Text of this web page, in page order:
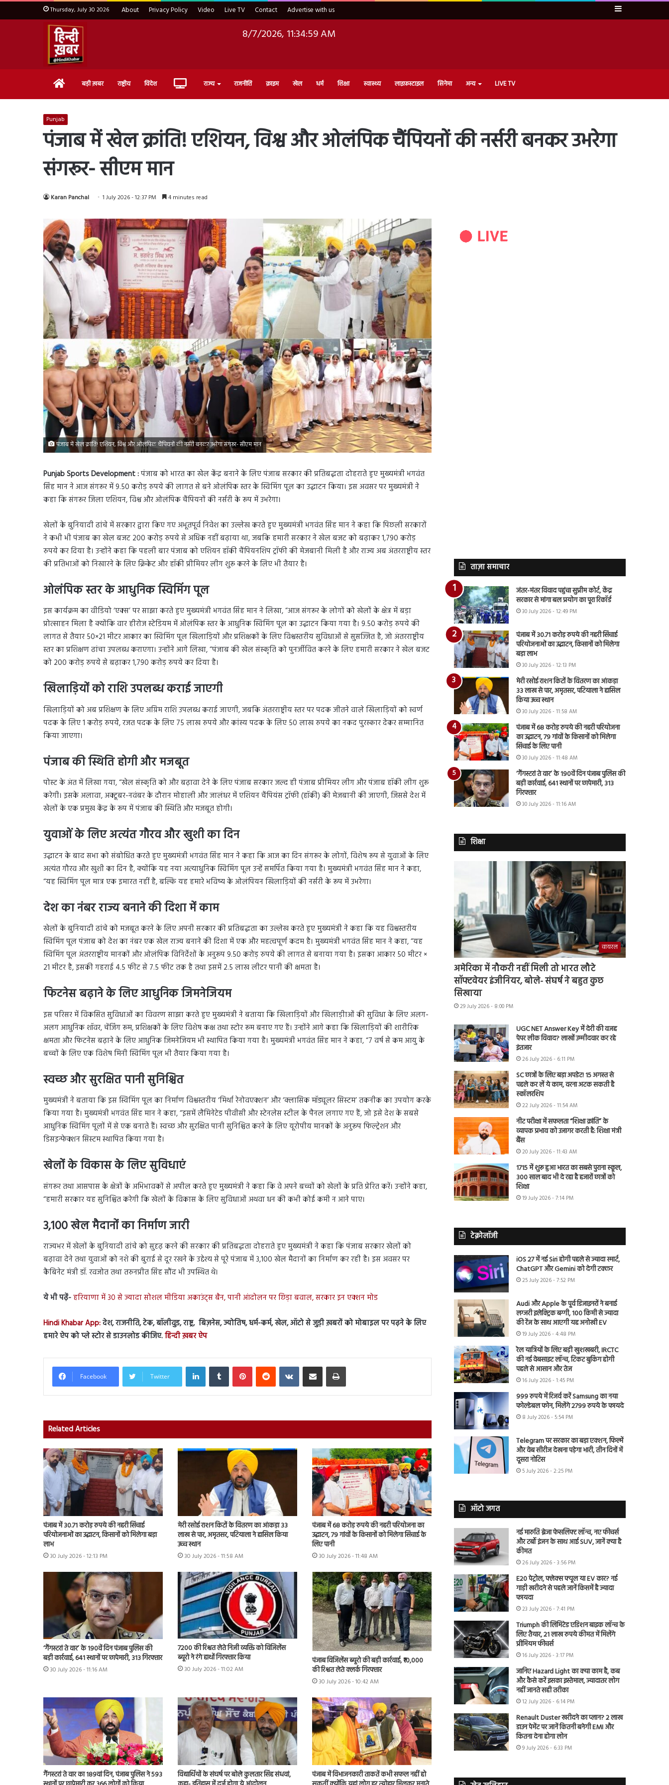
Thursday, July 30 2026 About Privacy Policy Video Live TV Contact Advertise with us Sidebar
8/7/2026, 11:35:01 AM
Home बड़ी ख़बर राष्ट्रीय विदेश Live राज्य राजनीति क्राइम खेल धर्म शिक्षा स्वास्थ्य लाइफ़स्टाइल सिनेमा अन्य LIVE TV
Punjab
पंजाब में खेल क्रांति! एशियन, विश्व और ओलंपिक चैंपियनों की नर्सरी बनकर उभरेगा
संगरूर- सीएम मान
Karan Panchal 1 July 2026 - 12:37 PM 4 minutes read
पंजाब में खेल क्रांति! एशियन, विश्व और ओलंपिक चैंपियनों की नर्सरी बनकर उभरेगा संगरूर- सीएम मान
Punjab Sports Development :पंजाब को भारत का खेल केंद्र बनाने के लिए पंजाब सरकार की प्रतिबद्धता दोहराते हुए मुख्यमंत्री भगवंत
सिंह मान ने आज संगरूर में 9.50 करोड़ रुपये की लागत से बने ओलंपिक स्तर के स्विमिंग पूल का उद्घाटन किया। इस अवसर पर मुख्यमंत्री ने
कहा कि संगरूर जिला एशियन, विश्व और ओलंपिक चैंपियनों की नर्सरी के रूप में उभरेगा।
खेलों के बुनियादी ढांचे में सरकार द्वारा किए गए अभूतपूर्व निवेश का उल्लेख करते हुए मुख्यमंत्री भगवंत सिंह मान ने कहा कि पिछली सरकारों
ने कभी भी पंजाब का खेल बजट 200 करोड़ रुपये से अधिक नहीं बढ़ाया था, जबकि हमारी सरकार ने खेल बजट को बढ़ाकर 1,790 करोड़
रुपये कर दिया है। उन्होंने कहा कि पहली बार पंजाब को एशियन हॉकी चैंपियनशिप ट्रॉफी की मेजबानी मिली है और राज्य अब अंतरराष्ट्रीय स्तर
की प्रतिभाओं को निखारने के लिए क्रिकेट और हॉकी प्रीमियर लीग शुरू करने के लिए भी तैयार है।
ओलंपिक स्तर के आधुनिक स्विमिंग पूल
इस कार्यक्रम का वीडियो ‘एक्स’ पर साझा करते हुए मुख्यमंत्री भगवंत सिंह मान ने लिखा, “आज संगरूर के लोगों को खेलों के क्षेत्र में बड़ा
प्रोत्साहन मिला है क्योंकि वार हीरोज स्टेडियम में ओलंपिक स्तर के आधुनिक स्विमिंग पूल का उद्घाटन किया गया है। 9.50 करोड़ रुपये की
लागत से तैयार 50×21 मीटर आकार का स्विमिंग पूल खिलाड़ियों और प्रशिक्षकों के लिए विश्वस्तरीय सुविधाओं से सुसज्जित है, जो अंतरराष्ट्रीय
स्तर का प्रशिक्षण ढांचा उपलब्ध कराएगा। उन्होंने आगे लिखा, “पंजाब की खेल संस्कृति को पुनर्जीवित करने के लिए हमारी सरकार ने खेल बजट
को 200 करोड़ रुपये से बढ़ाकर 1,790 करोड़ रुपये कर दिया है।
खिलाड़ियों को राशि उपलब्ध कराई जाएगी
खिलाड़ियों को अब प्रशिक्षण के लिए अग्रिम राशि उपलब्ध कराई जाएगी, जबकि अंतरराष्ट्रीय स्तर पर पदक जीतने वाले खिलाड़ियों को स्वर्ण
पदक के लिए 1 करोड़ रुपये, रजत पदक के लिए 75 लाख रुपये और कांस्य पदक के लिए 50 लाख रुपये का नकद पुरस्कार देकर सम्मानित
किया जाएगा।
पंजाब की स्थिति होगी और मजबूत
पोस्ट के अंत में लिखा गया, “खेल संस्कृति को और बढ़ावा देने के लिए पंजाब सरकार जल्द ही पंजाब प्रीमियर लीग और पंजाब हॉकी लीग शुरू
करेगी। इसके अलावा, अक्टूबर-नवंबर के दौरान मोहाली और जालंधर में एशियन चैंपियंस ट्रॉफी (हॉकी) की मेजबानी की जाएगी, जिससे देश में
खेलों के एक प्रमुख केंद्र के रूप में पंजाब की स्थिति और मजबूत होगी।
युवाओं के लिए अत्यंत गौरव और खुशी का दिन
उद्घाटन के बाद सभा को संबोधित करते हुए मुख्यमंत्री भगवंत सिंह मान ने कहा कि आज का दिन संगरूर के लोगों, विशेष रूप से युवाओं के लिए
अत्यंत गौरव और खुशी का दिन है, क्योंकि यह नया अत्याधुनिक स्विमिंग पूल उन्हें समर्पित किया गया है। मुख्यमंत्री भगवंत सिंह मान ने कहा,
“यह स्विमिंग पूल मात्र एक इमारत नहीं है, बल्कि यह हमारे भविष्य के ओलंपियन खिलाड़ियों की नर्सरी के रूप में उभरेगा।
देश का नंबर राज्य बनाने की दिशा में काम
खेलों के बुनियादी ढांचे को मजबूत करने के लिए अपनी सरकार की प्रतिबद्धता का उल्लेख करते हुए मुख्यमंत्री ने कहा कि यह विश्वस्तरीय
स्विमिंग पूल पंजाब को देश का नंबर एक खेल राज्य बनाने की दिशा में एक और महत्वपूर्ण कदम है। मुख्यमंत्री भगवंत सिंह मान ने कहा, “यह
स्विमिंग पूल अंतरराष्ट्रीय मानकों और ओलंपिक विनिर्देशों के अनुरूप 9.50 करोड़ रुपये की लागत से बनाया गया है। इसका आकार 50 मीटर ×
21 मीटर है, इसकी गहराई 4.5 फीट से 7.5 फीट तक है तथा इसमें 2.5 लाख लीटर पानी की क्षमता है।
फिटनेस बढ़ाने के लिए आधुनिक जिमनेजियम
इस परिसर में विकसित सुविधाओं का विवरण साझा करते हुए मुख्यमंत्री ने बताया कि खिलाड़ियों और खिलाड़ीाओं की सुविधा के लिए अलग-
अलग आधुनिक शॉवर, चेंजिंग रूम, प्रशिक्षकों के लिए विशेष कक्ष तथा स्टोर रूम बनाए गए हैं। उन्होंने आगे कहा कि खिलाड़ियों की शारीरिक
क्षमता और फिटनेस बढ़ाने के लिए आधुनिक जिमनेजियम भी स्थापित किया गया है। मुख्यमंत्री भगवंत सिंह मान ने कहा, “7 वर्ष से कम आयु के
बच्चों के लिए एक विशेष मिनी स्विमिंग पूल भी तैयार किया गया है।
स्वच्छ और सुरक्षित पानी सुनिश्चित
मुख्यमंत्री ने बताया कि इस स्विमिंग पूल का निर्माण विश्वस्तरीय ‘मिर्था रेनोवएक्शन’ और ‘क्लासिक मॉड्यूलर सिस्टम’ तकनीक का उपयोग करके
किया गया है। मुख्यमंत्री भगवंत सिंह मान ने कहा, “इसमें लैमिनेटेड पीवीसी और स्टेनलेस स्टील के पैनल लगाए गए हैं, जो इसे देश के सबसे
आधुनिक स्विमिंग पूलों में से एक बनाते हैं। स्वच्छ और सुरक्षित पानी सुनिश्चित करने के लिए यूरोपीय मानकों के अनुरूप फिल्ट्रेशन और
डिसइन्फेक्शन सिस्टम स्थापित किया गया है।
खेलों के विकास के लिए सुविधाएं
संगरूर तथा आसपास के क्षेत्रों के अभिभावकों से अपील करते हुए मुख्यमंत्री ने कहा कि वे अपने बच्चों को खेलों के प्रति प्रेरित करें। उन्होंने कहा,
“हमारी सरकार यह सुनिश्चित करेगी कि खेलों के विकास के लिए सुविधाओं अथवा धन की कभी कोई कमी न आने पाए।
3,100 खेल मैदानों का निर्माण जारी
राज्यभर में खेलों के बुनियादी ढांचे को सुदृढ़ करने की सरकार की प्रतिबद्धता दोहराते हुए मुख्यमंत्री ने कहा कि पंजाब सरकार खेलों को
बढ़ावा देने तथा युवाओं को नशे की बुराई से दूर रखने के उद्देश्य से पूरे पंजाब में 3,100 खेल मैदानों का निर्माण कर रही है। इस अवसर पर
कैबिनेट मंत्री डॉ. रवजोत तथा तरुनप्रीत सिंह सौंद भी उपस्थित थे।
ये भी पढ़ें-हरियाणा में 30 से ज्यादा सोशल मीडिया अकाउंट्स बैन, पानी आंदोलन पर छिड़ा बवाल, सरकार इन एक्शन मोड
Hindi Khabar App:देश, राजनीति, टेक, बॉलीवुड, राष्ट्र, बिज़नेस, ज्योतिष, धर्म-कर्म, खेल, ऑटो से जुड़ी ख़बरों को मोबाइल पर पढ़ने के लिए
हमारे ऐप को प्ले स्टोर से डाउनलोड कीजिए.हिन्दी ख़बर ऐप
Facebook Twitter
LinkedInTumblr PinterestReddit VKontakteShare via Email Print
Related Articles
पंजाब में 30.71 करोड़ रुपये की नहरी सिंचाई
परियोजनाओं का उद्घाटन, किसानों को मिलेगा बड़ा
लाभ
30 July 2026 - 12:13 PM
मेरी रसोई राशन किटों के वितरण का आंकड़ा 33
लाख से पार, अमृतसर, पटियाला ने हासिल किया
उच्च स्थान
30 July 2026 - 11:58 AM
पंजाब में 68 करोड़ रुपये की नहरी परियोजना का
उद्घाटन, 79 गांवों के किसानों को मिलेगा सिंचाई के
लिए पानी
30 July 2026 - 11:48 AM
‘गैंगस्टरां ते वार’ के 190वें दिन पंजाब पुलिस की
बड़ी कार्रवाई, 641 स्थानों पर छापेमारी, 313 गिरफ्तार
30 July 2026 - 11:16 AM
7200 की रिश्वत लेते निजी व्यक्ति को विजिलेंस
ब्यूरो ने रंगे हाथों गिरफ्तार किया
30 July 2026 - 11:02 AM
पंजाब विजिलेंस ब्यूरो की बड़ी कार्रवाई, ₹10,000
की रिश्वत लेते क्लर्क गिरफ्तार
30 July 2026 - 10:42 AM
गैंगस्टरां ते वार का 189वां दिन, पंजाब पुलिस ने 593
विद्यार्थियों के संघर्ष पर बोले कुलतार सिंह संधवां,
पंजाब में विभाजनकारी ताकतें कभी सफल नहीं हो
ताज़ा समाचार
जंतर-मंतर विवाद पहुंचा सुप्रीम कोर्ट, केंद्र
सरकार से मांगा बल प्रयोग का पूरा रिकॉर्ड
30 July 2026 - 12:49 PM
पंजाब में 30.71 करोड़ रुपये की नहरी सिंचाई
परियोजनाओं का उद्घाटन, किसानों को मिलेगा
बड़ा लाभ
30 July 2026 - 12:13 PM
मेरी रसोई राशन किटों के वितरण का आंकड़ा
33 लाख से पार, अमृतसर, पटियाला ने हासिल
किया उच्च स्थान
30 July 2026 - 11:58 AM
पंजाब में 68 करोड़ रुपये की नहरी परियोजना
का उद्घाटन, 79 गांवों के किसानों को मिलेगा
सिंचाई के लिए पानी
30 July 2026 - 11:48 AM
‘गैंगस्टरां ते वार’ के 190वें दिन पंजाब पुलिस की
बड़ी कार्रवाई, 641 स्थानों पर छापेमारी, 313
गिरफ्तार
30 July 2026 - 11:16 AM
शिक्षा
वायरल
अमेरिका में नौकरी नहीं मिली तो भारत लौटे
सॉफ्टवेयर इंजीनियर, बोले- संघर्ष ने बहुत कुछ
सिखाया
29 July 2026 - 8:00 PM
UGC NET Answer Key में देरी की वजह
पेपर लीक विवाद? लाखों उम्मीदवार कर रहे
इंतजार
26 July 2026 - 6:11 PM
SC छात्रों के लिए बड़ा अपडेट! 15 अगस्त से
पहले कर लें ये काम, वरना अटक सकती है
स्कॉलरशिप
22 July 2026 - 11:54 AM
नीट परीक्षा में सफलता “शिक्षा क्रांति” के
व्यापक प्रभाव को उजागर करती है: शिक्षा मंत्री
बैंस
20 July 2026 - 11:43 AM
1715 में शुरू हुआ भारत का सबसे पुराना स्कूल,
300 साल बाद भी दे रहा है हजारों छात्रों को
शिक्षा
19 July 2026 - 7:14 PM
टेक्नोलॉजी
iOS 27 में नई Siri होगी पहले से ज्यादा स्मार्ट,
ChatGPT और Gemini को देगी टक्कर
25 July 2026 - 7:52 PM
Audi और Apple के पूर्व डिजाइनरों ने बनाई
लग्जरी इलेक्ट्रिक बग्गी, 100 किमी से ज्यादा
की रेंज के साथ आएगी यह अनोखी EV
19 July 2026 - 4:48 PM
रेल यात्रियों के लिए बड़ी खुशखबरी, IRCTC
की नई वेबसाइट लॉन्च, टिकट बुकिंग होगी
पहले से आसान और तेज
16 July 2026 - 1:45 PM
999 रुपये में रिजर्व करें Samsung का नया
फोल्डेबल फोन, मिलेंगे 2799 रुपये के फायदे
8 July 2026 - 5:54 PM
Telegram पर सरकार का बड़ा एक्शन, फिल्में
और वेब सीरीज देखना पड़ेगा भारी, तीन दिनों में
दूसरा नोटिस
5 July 2026 - 2:25 PM
ऑटो जगत
नई मारुति ब्रेजा फेसलिफ्ट लॉन्च, नए फीचर्स
और टर्बो इंजन के साथ आई SUV, जानें क्या है
कीमत
26 July 2026 - 3:56 PM
E20 पेट्रोल, फ्लेक्स फ्यूल या EV कार? नई
गाड़ी खरीदने से पहले जानें किसमें है ज्यादा
फायदा
23 July 2026 - 7:41 PM
Triumph की लिमिटेड एडिशन बाइक लॉन्च के
लिए तैयार, 21 लाख रुपये कीमत में मिलेंगे
प्रीमियम फीचर्स
16 July 2026 - 3:17 PM
जानिए Hazard Light का क्या काम है, कब
और कैसे करें इसका इस्तेमाल, ज्यादातर लोग
नहीं जानते सही तरीका
12 July 2026 - 6:14 PM
Renault Duster खरीदने का प्लान? 2 लाख
डाउन पेमेंट पर जानें कितनी बनेगी EMI और
कितना देना होगा लोन
9 July 2026 - 6:33 PM